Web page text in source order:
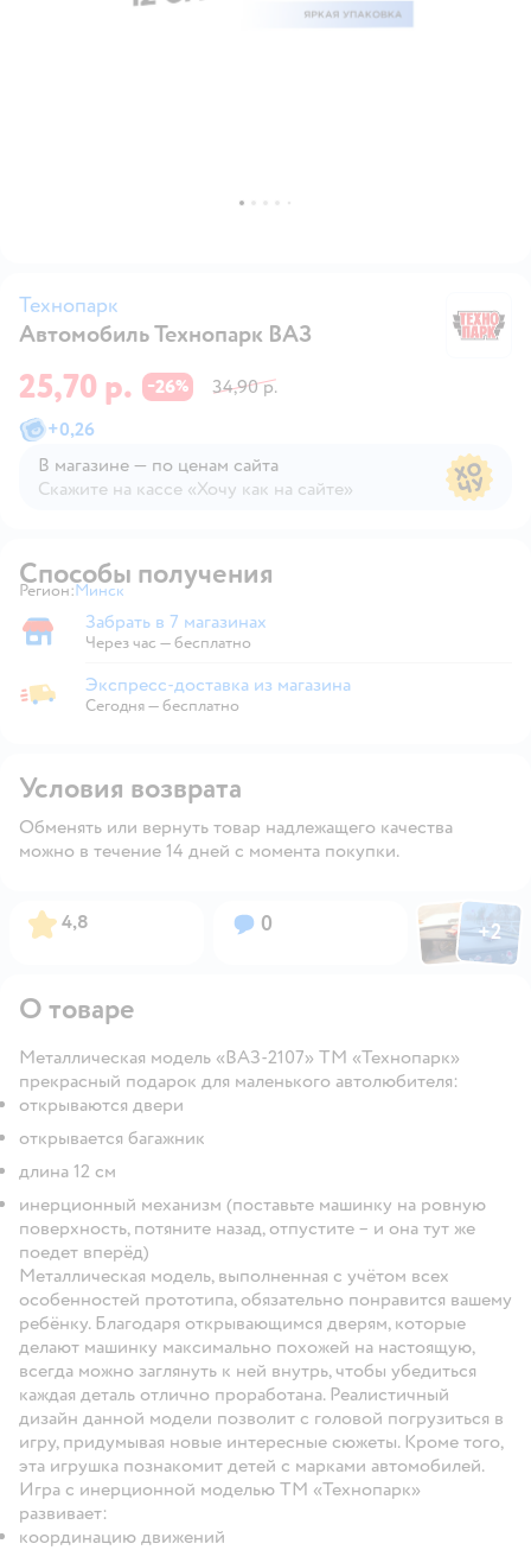
Технопарк
Автомобиль Технопарк ВАЗ
25,70 р. −26%
34,90 р.
+0,26
В магазине — по ценам сайта
Скажите на кассе «Хочу как на сайте»
Способы получения
Регион: Выбор адреса доставки.
Минск
Забрать в магазине
Забрать в 7 магазинах
Через час — бесплатно
Экспресс-доставка из магазина
Экспресс-доставка из магазина
Сегодня—бесплатно
Условия возврата
Обменять или вернуть товар надлежащего качества
можно в течение 14 дней с момента покупки.
Рейтинг:
4,8 Вопросов:
0 ФотоФото
+2
О товаре
Металлическая модель «ВАЗ-2107» ТМ «Технопарк»
прекрасный подарок для маленького автолюбителя:
открываются двери
открывается багажник
длина 12 см
инерционный механизм (поставьте машинку на ровную
поверхность, потяните назад, отпустите – и она тут же
поедет вперёд)
Металлическая модель, выполненная с учётом всех
особенностей прототипа, обязательно понравится вашему
ребёнку. Благодаря открывающимся дверям, которые
делают машинку максимально похожей на настоящую,
всегда можно заглянуть к ней внутрь, чтобы убедиться
каждая деталь отлично проработана. Реалистичный
дизайн данной модели позволит с головой погрузиться в
игру, придумывая новые интересные сюжеты. Кроме того,
эта игрушка познакомит детей с марками автомобилей.
Игра с инерционной моделью ТМ «Технопарк»
развивает:
координацию движений